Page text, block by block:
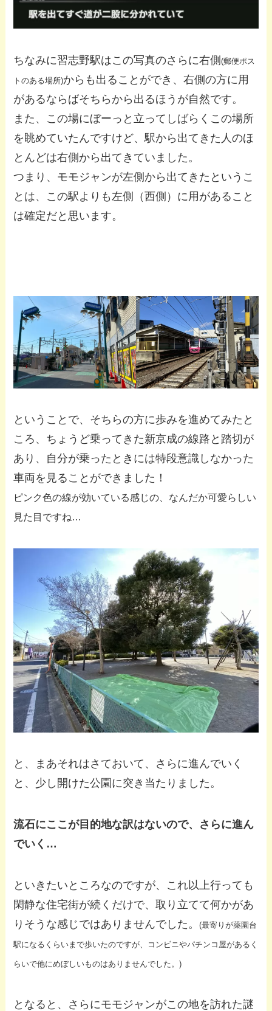
ちなみに習志野駅はこの写真のさらに右側(郵便ポス
トのある場所)からも出ることができ、右側の方に用
があるならばそちらから出るほうが自然です。
また、この場にぼーっと立ってしばらくこの場所
を眺めていたんですけど、駅から出てきた人のほ
とんどは右側から出てきていました。
つまり、モモジャンが左側から出てきたというこ
とは、この駅よりも左側（西側）に用があること
は確定だと思います。
ということで、そちらの方に歩みを進めてみたと
ころ、ちょうど乗ってきた新京成の線路と踏切が
あり、自分が乗ったときには特段意識しなかった
車両を見ることができました！
ピンク色の線が効いている感じの、なんだか可愛らしい
見た目ですね…
と、まあそれはさておいて、さらに進んでいく
と、少し開けた公園に突き当たりました。
流石にここが目的地な訳はないので、さらに進ん
でいく…
といきたいところなのですが、これ以上行っても
閑静な住宅街が続くだけで、取り立てて何かがあ
りそうな感じではありませんでした。(最寄りが薬園台
駅になるくらいまで歩いたのですが、コンビニやパチンコ屋があるく
らいで他にめぼしいものはありませんでした。)
となると、さらにモモジャンがこの地を訪れた謎